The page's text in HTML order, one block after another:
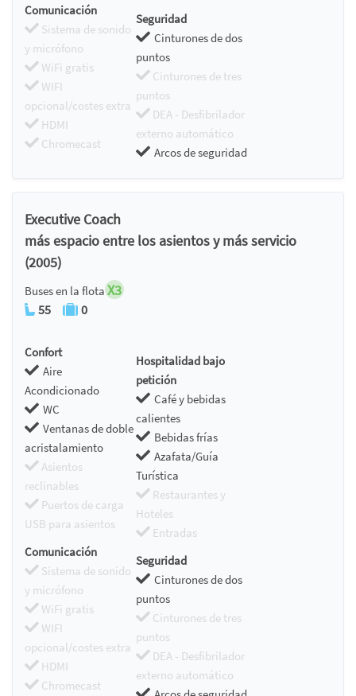
Comunicación
Sistema de sonido
y micrófono
WiFi gratis
WIFI
opcional/costes extra
HDMI
Chromecast
Seguridad
Cinturones de dos
puntos
Cinturones de tres
puntos
DEA - Desfibrilador
externo automático
Arcos de seguridad
Executive Coach
más espacio entre los asientos y más servicio
(2005)
Buses en la flota X3
55 0
Confort
Aire
Acondicionado
WC
Ventanas de doble
acristalamiento
Asientos
reclinables
Puertos de carga
USB para asientos
Hospitalidad bajo
petición
Café y bebidas
calientes
Bebidas frías
Azafata/Guía
Turística
Restaurantes y
Hoteles
Entradas
Comunicación
Sistema de sonido
y micrófono
WiFi gratis
WIFI
opcional/costes extra
HDMI
Chromecast
Seguridad
Cinturones de dos
puntos
Cinturones de tres
puntos
DEA - Desfibrilador
externo automático